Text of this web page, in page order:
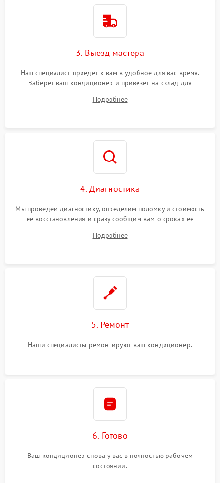
3. Выезд мастера
Наш специалист приедет к вам в удобное для вас время.
Заберет ваш кондиционер и привезет на склад для
Подробнее
4. Диагностика
Мы проведем диагностику, определим поломку и стоимость
ее восстановления и сразу сообщим вам о сроках ее
Подробнее
5. Ремонт
Наши специалисты ремонтируют ваш кондиционер.
6. Готово
Ваш кондиционер снова у вас в полностью рабочем
состоянии.